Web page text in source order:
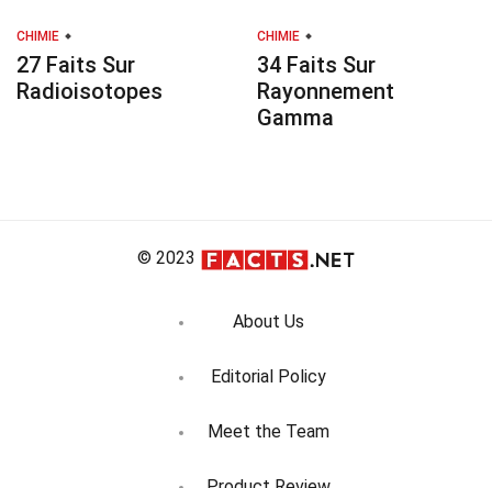
CHIMIE
27 Faits Sur
Radioisotopes
CHIMIE
34 Faits Sur
Rayonnement
Gamma
© 2023
About Us
Editorial Policy
Meet the Team